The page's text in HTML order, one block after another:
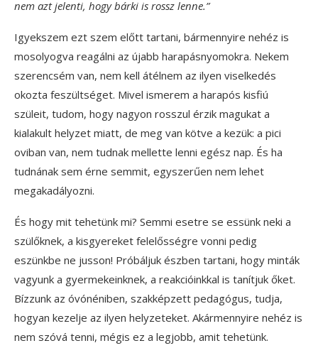
nem azt jelenti, hogy bárki is rossz lenne.”
Igyekszem ezt szem előtt tartani, bármennyire nehéz is
mosolyogva reagálni az újabb harapásnyomokra. Nekem
szerencsém van, nem kell átélnem az ilyen viselkedés
okozta feszültséget. Mivel ismerem a harapós kisfiú
szüleit, tudom, hogy nagyon rosszul érzik magukat a
kialakult helyzet miatt, de meg van kötve a kezük: a pici
oviban van, nem tudnak mellette lenni egész nap. És ha
tudnának sem érne semmit, egyszerűen nem lehet
megakadályozni.
És hogy mit tehetünk mi? Semmi esetre se essünk neki a
szülőknek, a kisgyereket felelősségre vonni pedig
eszünkbe ne jusson! Próbáljuk észben tartani, hogy minták
vagyunk a gyermekeinknek, a reakcióinkkal is tanítjuk őket.
Bízzunk az óvónéniben, szakképzett pedagógus, tudja,
hogyan kezelje az ilyen helyzeteket. Akármennyire nehéz is
nem szóvá tenni, mégis ez a legjobb, amit tehetünk.